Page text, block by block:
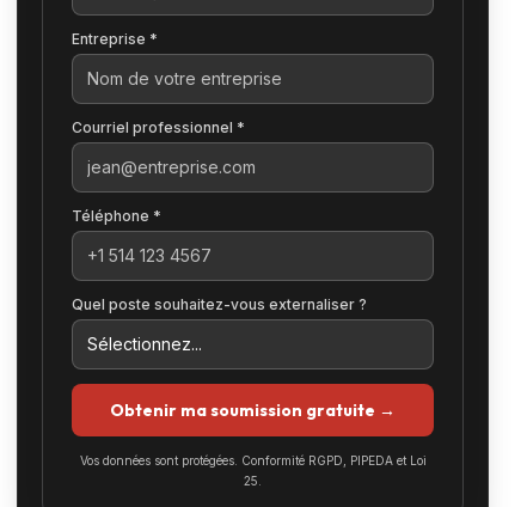
Entreprise *
Courriel professionnel *
Téléphone *
Quel poste souhaitez-vous externaliser ?
Obtenir ma soumission gratuite →
Vos données sont protégées. Conformité RGPD, PIPEDA et Loi
25.